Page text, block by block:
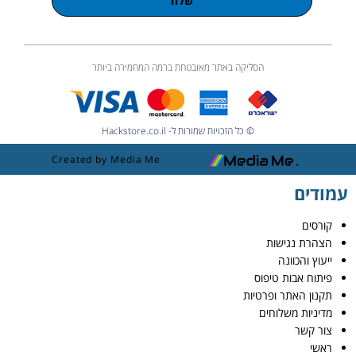
הסליקה באתר מאובטחת ברמה המחמירה ביותר
© כל הזכויות שמורות ל- Hackstore.co.il
Created by Media Me
עמודים
קורסים
הצהרת נגישות
ייעוץ והכוונה
פיתוח אבות טיפוס
תקנון האתר ופרטיות
מדיניות משלוחים
צור קשר
ראשי